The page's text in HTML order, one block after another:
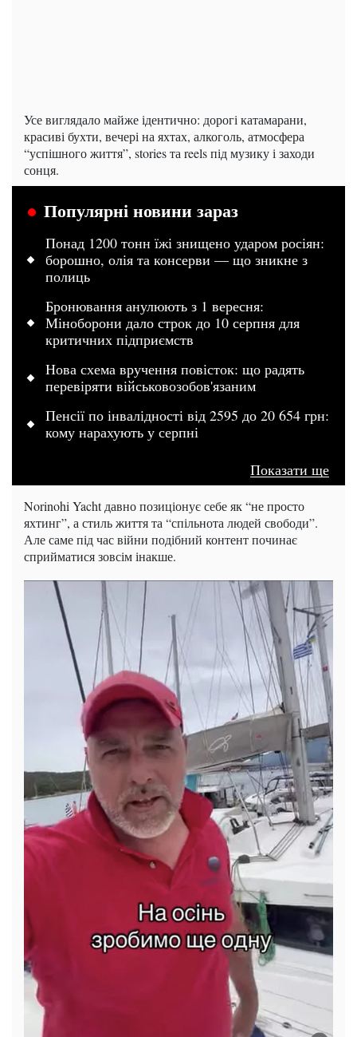
Усе виглядало майже ідентично: дорогі катамарани,
красиві бухти, вечері на яхтах, алкоголь, атмосфера
“успішного життя”, stories та reels під музику і заходи
сонця.
Популярні новини зараз
Понад 1200 тонн їжі знищено ударом росіян:
борошно, олія та консерви — що зникне з
полиць
Бронювання анулюють з 1 вересня:
Міноборони дало строк до 10 серпня для
критичних підприємств
Нова схема вручення повісток: що радять
перевіряти військовозобов'язаним
Пенсії по інвалідності від 2595 до 20 654 грн:
кому нарахують у серпні
Показати ще
Norinohi Yacht давно позиціонує себе як “не просто
яхтинг”, а стиль життя та “спільнота людей свободи”.
Але саме під час війни подібний контент починає
сприйматися зовсім інакше.